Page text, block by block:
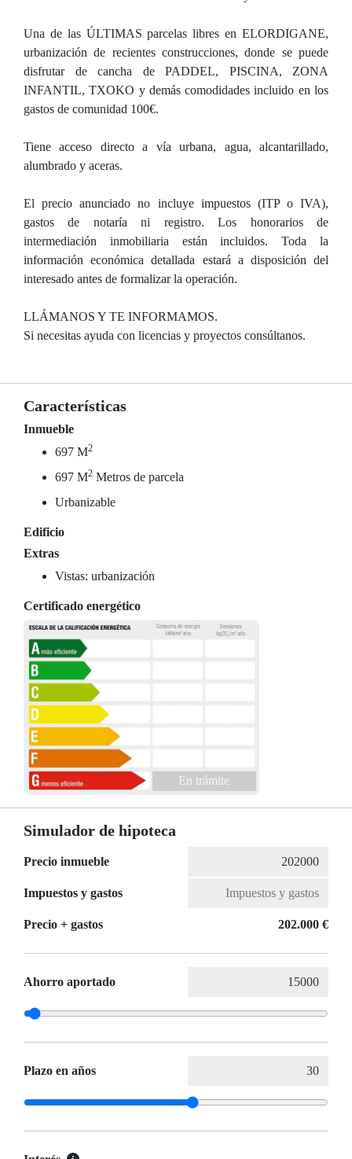
Una de las ÚLTIMAS parcelas libres en ELORDIGANE,
urbanización de recientes construcciones, donde se puede
disfrutar de cancha de PADDEL, PISCINA, ZONA
INFANTIL, TXOKO y demás comodidades incluido en los
gastos de comunidad 100€.
Tiene acceso directo a vía urbana, agua, alcantarillado,
alumbrado y aceras.
El precio anunciado no incluye impuestos (ITP o IVA),
gastos de notaría ni registro. Los honorarios de
intermediación inmobiliaria están incluidos. Toda la
información económica detallada estará a disposición del
interesado antes de formalizar la operación.
LLÁMANOS Y TE INFORMAMOS.
Si necesitas ayuda con licencias y proyectos consúltanos.
Características
Inmueble
697 M2
697 M2 Metros de parcela
Urbanizable
Edificio
Extras
Vistas: urbanización
Certificado energético
En trámite
Simulador de hipoteca
Precio inmueble
Impuestos y gastos
Precio + gastos 202.000 €
Ahorro aportado
Plazo en años